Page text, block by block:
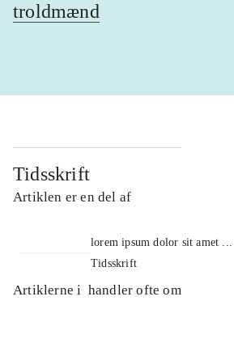
troldmænd
Tidsskrift
Artiklen er en del af
lorem ipsum dolor sit amet ...
Tidsskrift
Artiklerne i handler ofte om